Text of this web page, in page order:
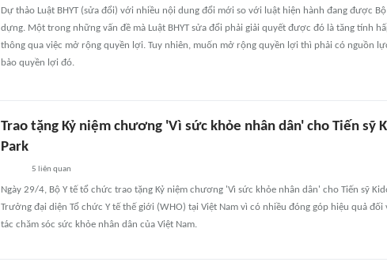
Dự thảo Luật BHYT (sửa đổi) với nhiều nội dung đổi mới so với luật hiện hành đang được Bộ
dựng. Một trong những vấn đề mà Luật BHYT sửa đổi phải giải quyết được đó là tăng tính
thông qua việc mở rộng quyền lợi. Tuy nhiên, muốn mở rộng quyền lợi thì phải có nguồn
bảo quyền lợi đó.
Trao tặng Kỷ niệm chương 'Vì sức khỏe nhân dân' cho Tiến sỹ
Park
5 liên quan
Ngày 29/4, Bộ Y tế tổ chức trao tặng Kỷ niệm chương 'Vì sức khỏe nhân dân' cho Tiến sỹ
Trưởng đại diện Tổ chức Y tế thế giới (WHO) tại Việt Nam vì có nhiều đóng góp hiệu quả đối
tác chăm sóc sức khỏe nhân dân của Việt Nam.